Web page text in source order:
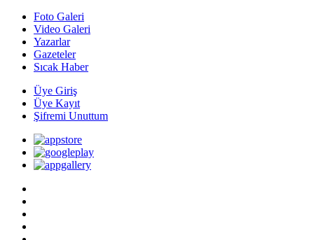
Foto Galeri
Video Galeri
Yazarlar
Gazeteler
Sıcak Haber
Üye Giriş
Üye Kayıt
Şifremi Unuttum